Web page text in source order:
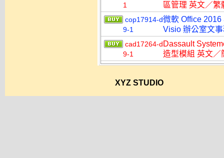
1
區管理 英文／繁
cop17914-d
9-1
微軟 Office
Visio 辦公室文
cad17264-d
9-1
Dassault
造型模組 英文／
XYZ STUDIO